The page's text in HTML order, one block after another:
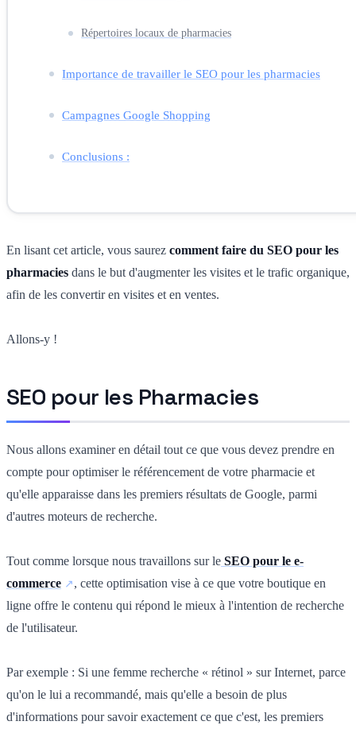
Répertoires locaux de pharmacies
Importance de travailler le SEO pour les pharmacies
Campagnes Google Shopping
Conclusions :
En lisant cet article, vous saurez comment faire du SEO pour les
pharmacies dans le but d'augmenter les visites et le trafic organique,
afin de les convertir en visites et en ventes.
Allons-y !
SEO pour les Pharmacies
Nous allons examiner en détail tout ce que vous devez prendre en
compte pour optimiser le référencement de votre pharmacie et
qu'elle apparaisse dans les premiers résultats de Google, parmi
d'autres moteurs de recherche.
Tout comme lorsque nous travaillons sur le SEO pour le e-
commerce
, cette optimisation vise à ce que votre boutique en
ligne offre le contenu qui répond le mieux à l'intention de recherche
de l'utilisateur.
Par exemple : Si une femme recherche « rétinol » sur Internet, parce
qu'on le lui a recommandé, mais qu'elle a besoin de plus
d'informations pour savoir exactement ce que c'est, les premiers